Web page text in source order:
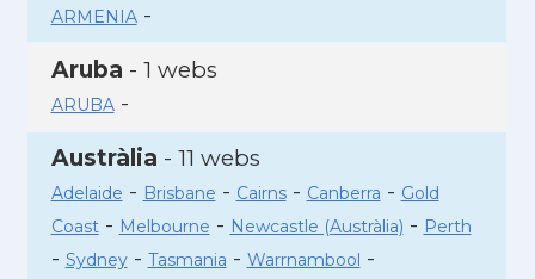
ARMENIA-
Aruba - 1 webs
ARUBA-
Austràlia - 11 webs
Adelaide - Brisbane - Cairns- Canberra - Gold
Coast- Melbourne - Newcastle (Austràlia) - Perth
- Sydney- Tasmania - Warrnambool -